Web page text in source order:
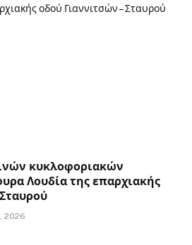
κυκλοφοριακών
Λουδία της επαρχιακής
2026